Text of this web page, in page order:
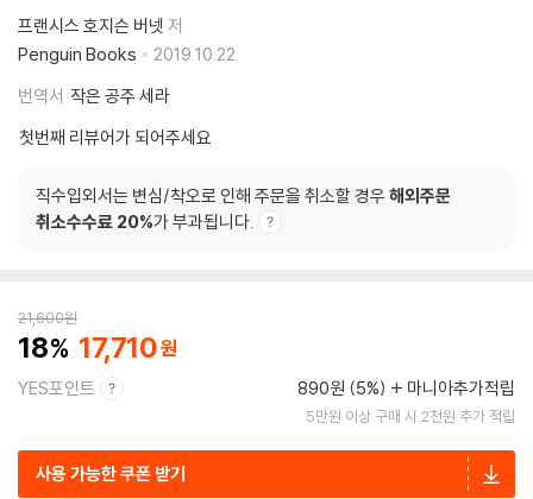
프랜시스 호지슨 버넷 저
Penguin Books
2019.10.22.
번역서 작은 공주 세라
첫번째 리뷰어가 되어주세요
직수입외서는 변심/착오로 인해 주문을 취소할 경우 해외주문
취소수수료 20%가 부과됩니다.
21,600원
18 17,710
YES포인트 890원 (5%) 마니아추가적립
5만원 이상 구매 시 2천원 추가 적립
사용 가능한 쿠폰 받기